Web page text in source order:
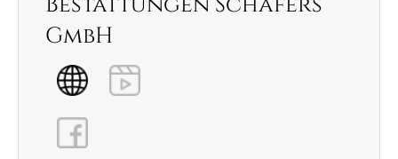
GmbH